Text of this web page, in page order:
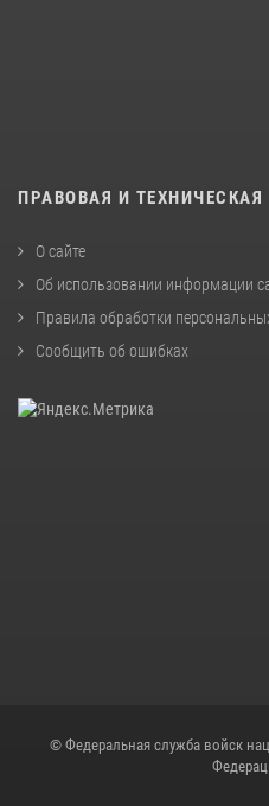
ПРАВОВАЯ И
О сайте
Об использовании информации
Правила обработки
Сообщить об ошибках
© Федеральная служба войск